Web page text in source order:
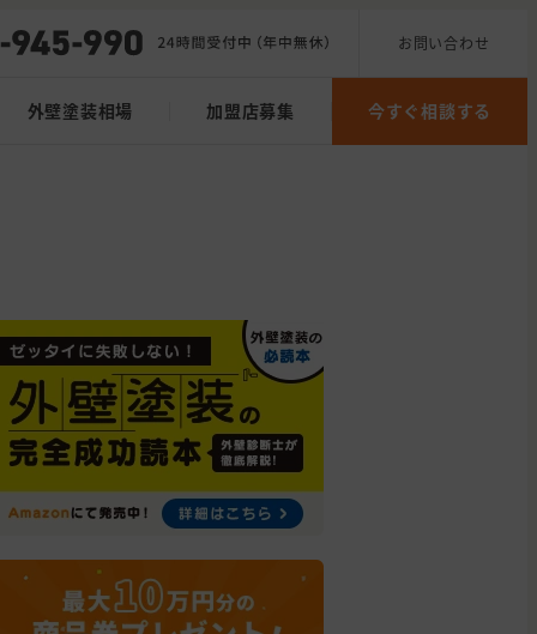
お問い合わせ
外壁塗装相場 加盟店募集 今すぐ相談する